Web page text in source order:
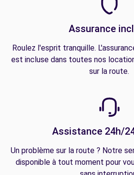
Assurance
Roulez l'esprit tranquille.
est incluse dans toutes nos
sur la route.
Assistance 24h/
Un problème sur la route ? Notre
disponible à tout moment pour